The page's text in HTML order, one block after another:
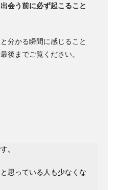
会う前に必ず起こること
分かる瞬間に感じること
後までご覧ください。
。
思っている人も少なくな